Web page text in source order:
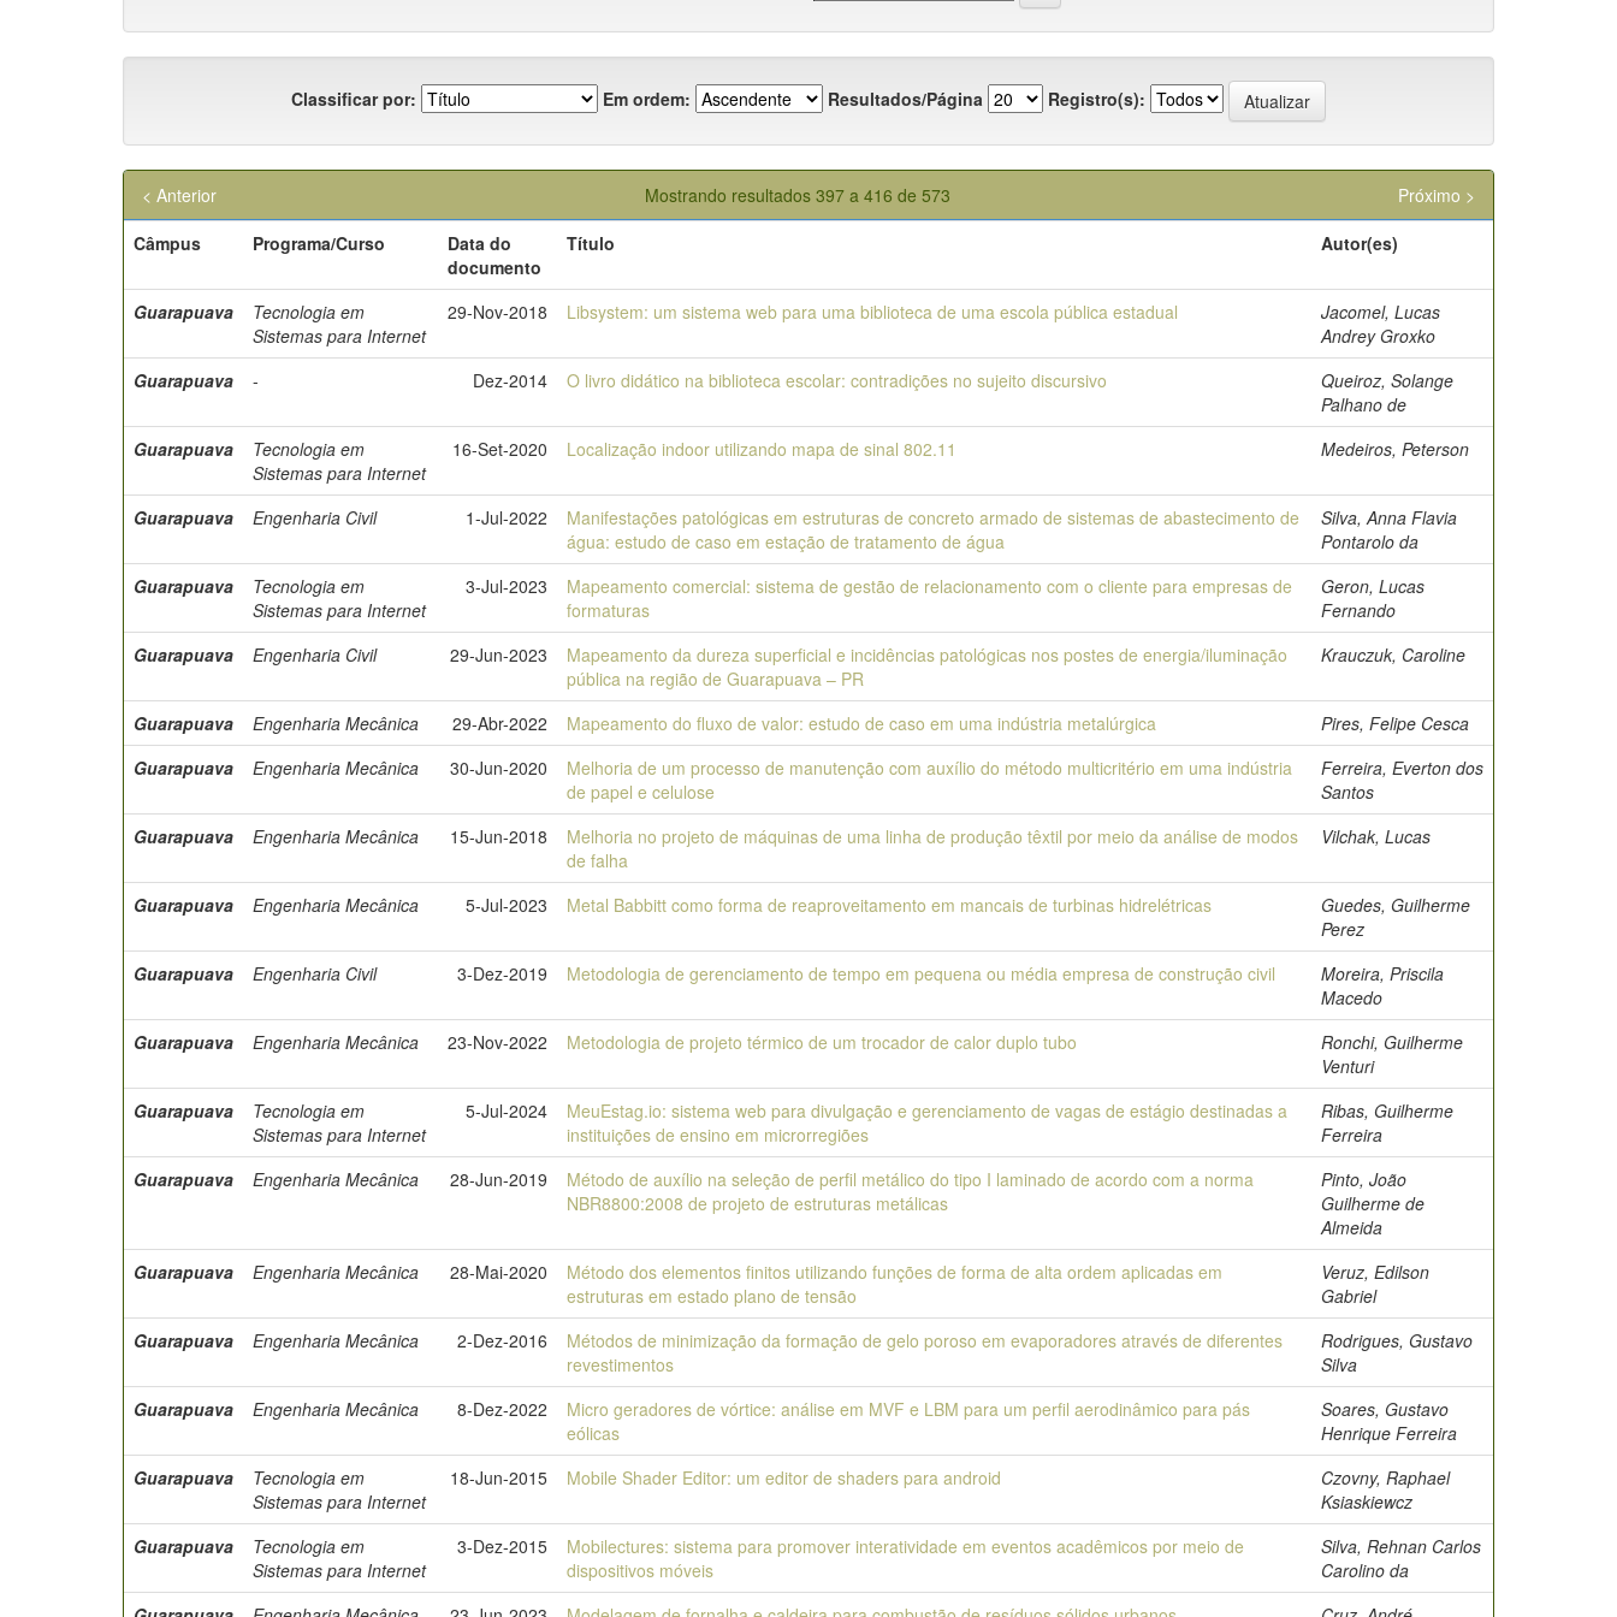
Classificar por: Em ordem: Resultados/Página Registro(s):
Mostrando resultados 397 a 416 de 573
< Anterior
Próximo >
Câmpus
Programa/Curso
Data do
documento
Título Autor(es)
Guarapuava
Tecnologia em
Sistemas para Internet
29-Nov-2018 Libsystem: um sistema web para uma biblioteca de uma escola pública estadual
Jacomel, Lucas
Andrey Groxko
Guarapuava
- Dez-2014 O livro didático na biblioteca escolar: contradições no sujeito discursivo
Queiroz, Solange
Palhano de
Guarapuava
Tecnologia em
Sistemas para Internet
16-Set-2020 Localização indoor utilizando mapa de sinal 802.11 Medeiros, Peterson
Guarapuava Engenharia Civil 1-Jul-2022
Manifestações patológicas em estruturas de concreto armado de sistemas de abastecimento de
água: estudo de caso em estação de tratamento de água
Silva, Anna Flavia
Pontarolo da
Guarapuava
Tecnologia em
Sistemas para Internet
3-Jul-2023
Mapeamento comercial: sistema de gestão de relacionamento com o cliente para empresas de
formaturas
Geron, Lucas
Fernando
Guarapuava
Engenharia Civil 29-Jun-2023
Mapeamento da dureza superficial e incidências patológicas nos postes de energia/iluminação
pública na região de Guarapuava – PR
Krauczuk, Caroline
Guarapuava Engenharia Mecânica 29-Abr-2022 Mapeamento do fluxo de valor: estudo de caso em uma indústria metalúrgica
Pires, Felipe Cesca
Guarapuava
Engenharia Mecânica 30-Jun-2020
Melhoria de um processo de manutenção com auxílio do método multicritério em uma indústria
de papel e celulose
Ferreira, Everton dos
Santos
Guarapuava
Engenharia Mecânica 15-Jun-2018
Melhoria no projeto de máquinas de uma linha de produção têxtil por meio da análise de modos
de falha
Vilchak, Lucas
Guarapuava Engenharia Mecânica 5-Jul-2023 Metal Babbitt como forma de reaproveitamento em mancais de turbinas hidrelétricas
Guedes, Guilherme
Perez
Guarapuava
Engenharia Civil 3-Dez-2019 Metodologia de gerenciamento de tempo em pequena ou média empresa de construção civil
Moreira, Priscila
Macedo
Guarapuava
Engenharia Mecânica 23-Nov-2022 Metodologia de projeto térmico de um trocador de calor duplo tubo
Ronchi, Guilherme
Venturi
Guarapuava
Tecnologia em
Sistemas para Internet
5-Jul-2024
MeuEstag.io: sistema web para divulgação e gerenciamento de vagas de estágio destinadas a
instituições de ensino em microrregiões
Ribas, Guilherme
Ferreira
Guarapuava
Engenharia Mecânica 28-Jun-2019
Método de auxílio na seleção de perfil metálico do tipo I laminado de acordo com a norma
NBR8800:2008 de projeto de estruturas metálicas
Pinto, João
Guilherme de
Almeida
Guarapuava
Engenharia Mecânica 28-Mai-2020
Método dos elementos finitos utilizando funções de forma de alta ordem aplicadas em
estruturas em estado plano de tensão
Veruz, Edilson
Gabriel
Guarapuava
Engenharia Mecânica 2-Dez-2016
Métodos de minimização da formação de gelo poroso em evaporadores através de diferentes
revestimentos
Rodrigues, Gustavo
Silva
Guarapuava
Engenharia Mecânica 8-Dez-2022
Micro geradores de vórtice: análise em MVF e LBM para um perfil aerodinâmico para pás
eólicas
Soares, Gustavo
Henrique Ferreira
Guarapuava
Tecnologia em
Sistemas para Internet
18-Jun-2015 Mobile Shader Editor: um editor de shaders para android
Czovny, Raphael
Ksiaskiewcz
Guarapuava
Tecnologia em
Sistemas para Internet
3-Dez-2015
Mobilectures: sistema para promover interatividade em eventos acadêmicos por meio de
dispositivos móveis
Silva, Rehnan Carlos
Carolino da